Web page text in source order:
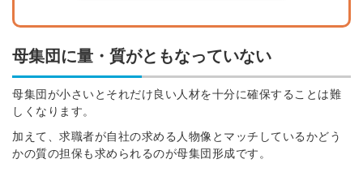
母集団に量・質がともなっていない
母集団が小さいとそれだけ良い人材を十分に確保することは難
しくなります。
加えて、求職者が自社の求める人物像とマッチしているかどう
かの質の担保も求められるのが母集団形成です。